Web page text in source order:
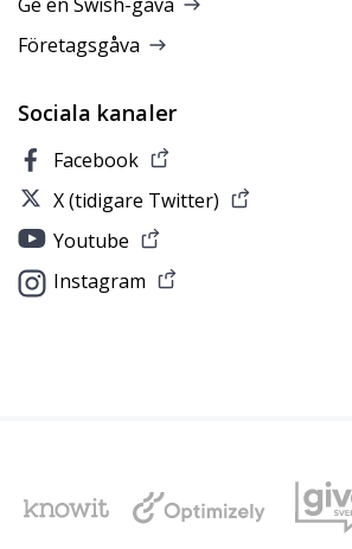
Ge en Swish-gåva
Företagsgåva
Sociala kanaler
Facebook
X (tidigare Twitter)
Youtube
Instagram